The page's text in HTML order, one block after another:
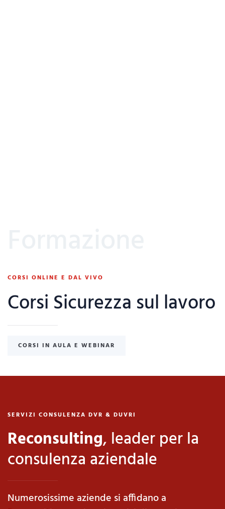
CORSI ONLINE E DAL VIVO
Corsi Sicurezza sul lavoro
CORSI IN AULA E WEBINAR
SERVIZI CONSULENZA DVR & DUVRI
Reconsulting, leader per la
consulenza aziendale
Numerosissime aziende si affidano a